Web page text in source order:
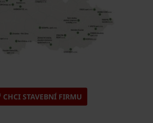
CHCI STAVEBNÍ FIRMU